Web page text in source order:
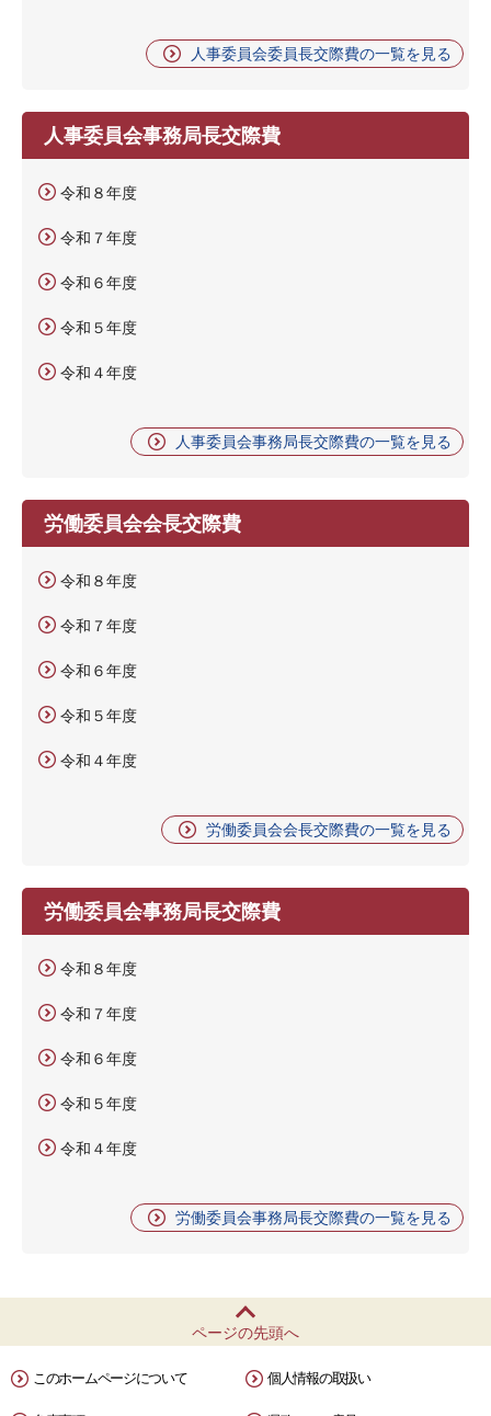
人事委員会委員長交際費の一覧を見る
人事委員会事務局長交際費
令和８年度
令和７年度
令和６年度
令和５年度
令和４年度
人事委員会事務局長交際費の一覧を見る
労働委員会会長交際費
令和８年度
令和７年度
令和６年度
令和５年度
令和４年度
労働委員会会長交際費の一覧を見る
労働委員会事務局長交際費
令和８年度
令和７年度
令和６年度
令和５年度
令和４年度
労働委員会事務局長交際費の一覧を見る
ページの先頭へ
このホームページについて 個人情報の取扱い